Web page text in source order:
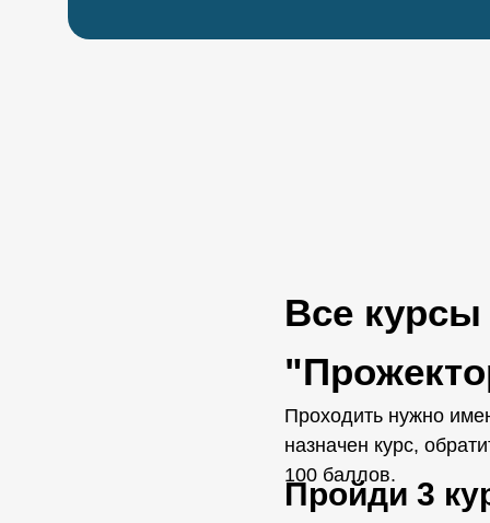
Пройди 3
Все
Проходить нужно
назначен курс,
100 баллов.